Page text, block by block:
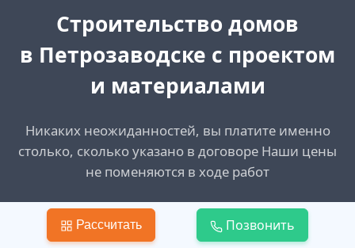
Cтроительство домов
в Петрозаводске с проектом
и материалами
Никаких неожиданностей, вы платите именно
столько, сколько указано в договоре Наши цены
не поменяются в ходе работ
Создать запрос
Рассчитать Позвонить